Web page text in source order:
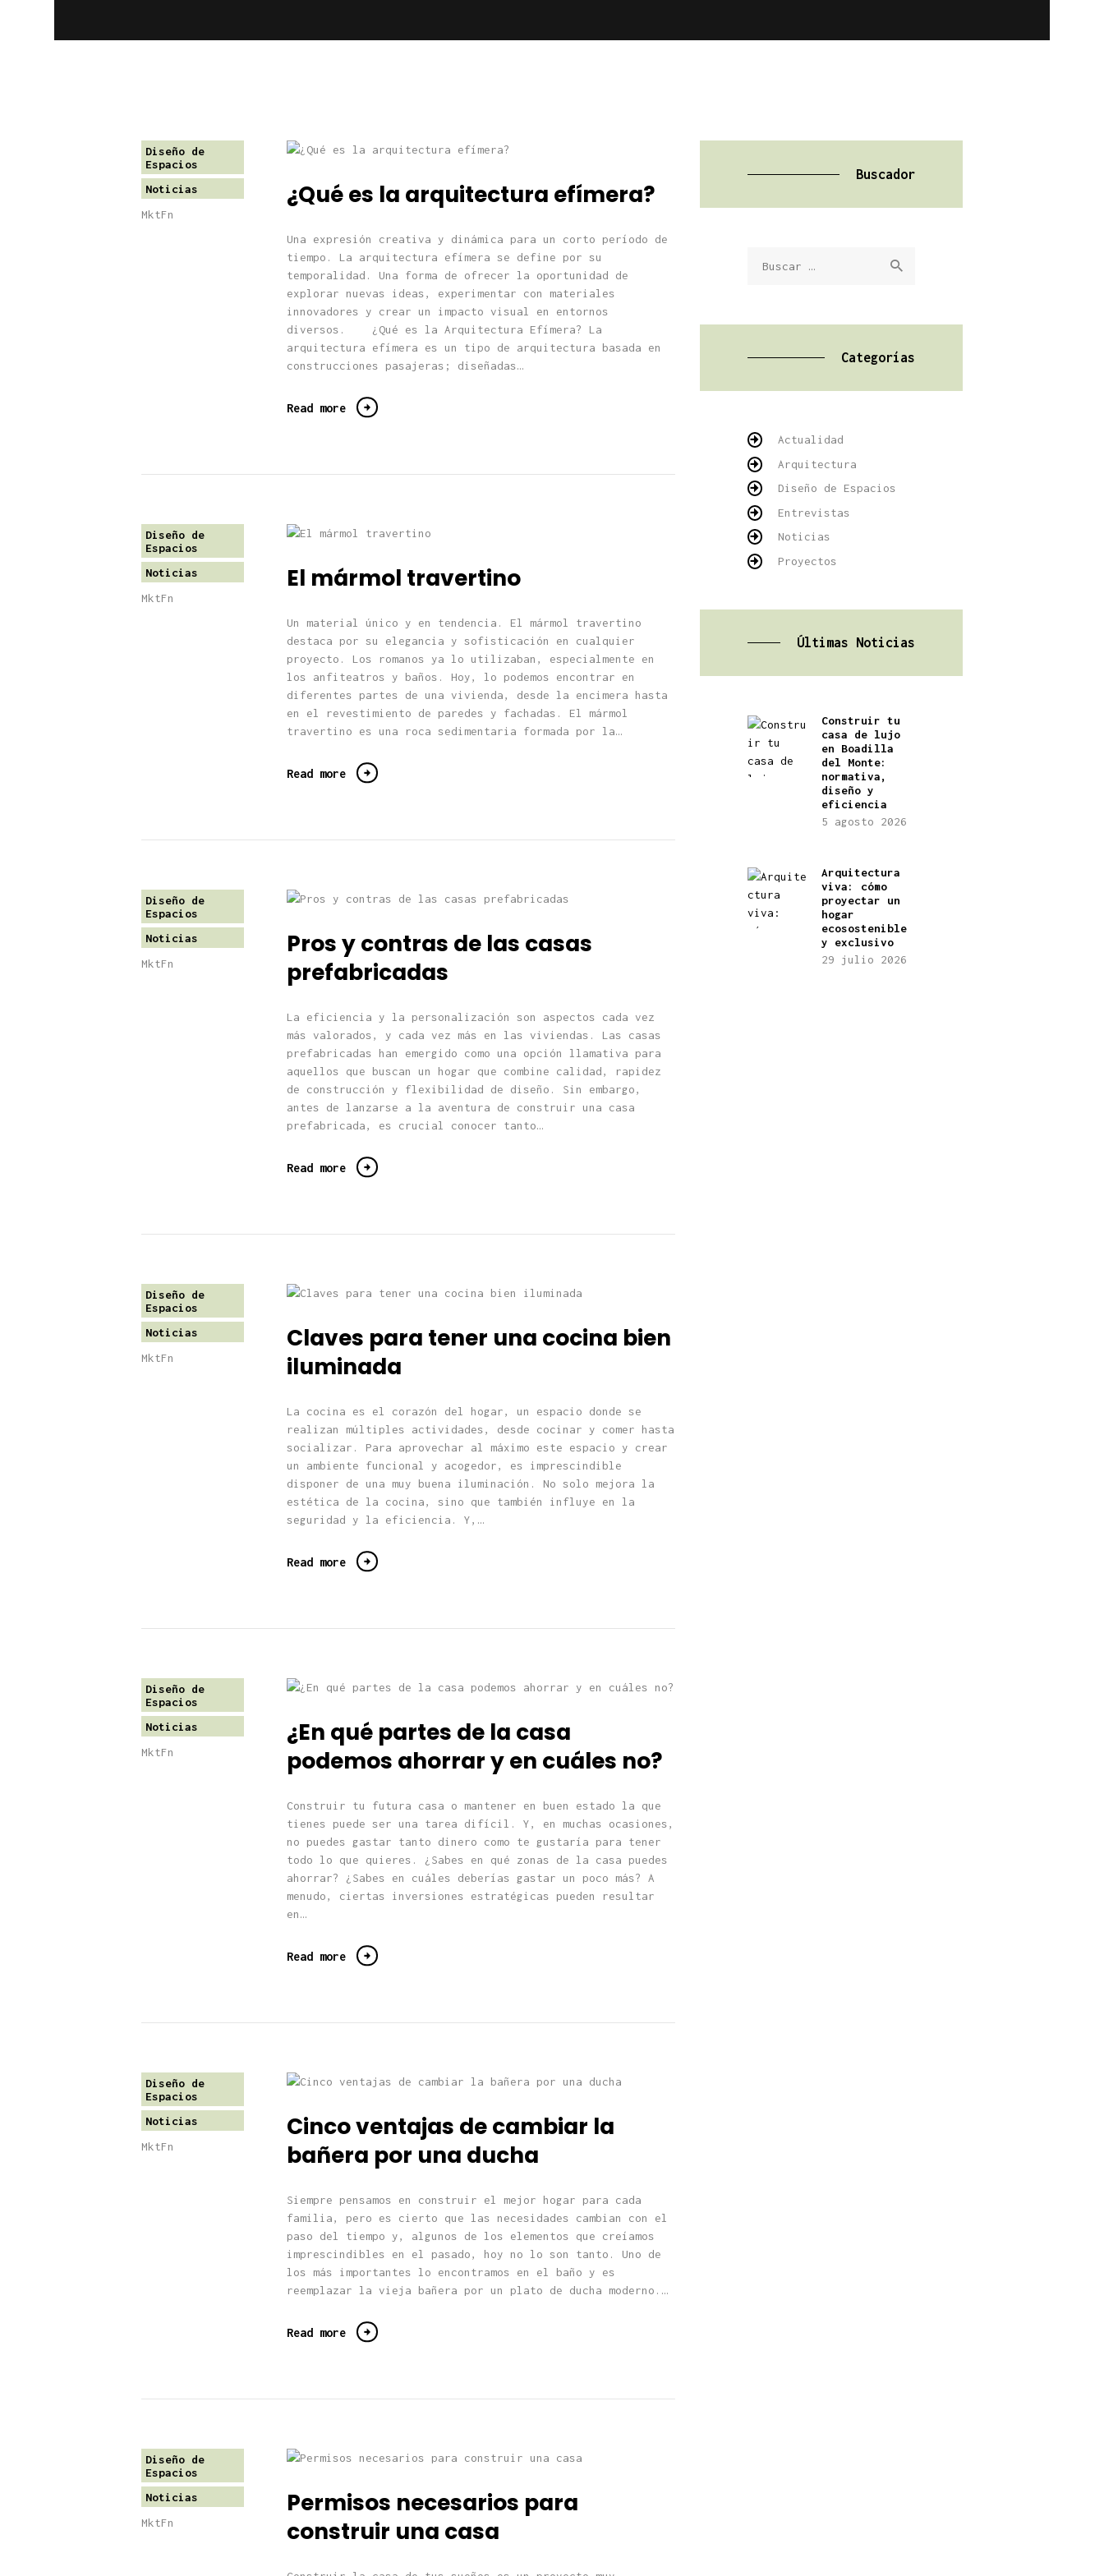
Diseño de
Espacios
Noticias
MktFn
¿Qué es la arquitectura efímera?
Una expresión creativa y dinámica para un corto período de
tiempo. La arquitectura efímera se define por su
temporalidad. Una forma de ofrecer la oportunidad de
explorar nuevas ideas, experimentar con materiales
innovadores y crear un impacto visual en entornos
diversos. ¿Qué es la Arquitectura Efímera? La
arquitectura efímera es un tipo de arquitectura basada en
construcciones pasajeras; diseñadas…
Read more
Diseño de
Espacios
Noticias
MktFn
El mármol travertino
Un material único y en tendencia. El mármol travertino
destaca por su elegancia y sofisticación en cualquier
proyecto. Los romanos ya lo utilizaban, especialmente en
los anfiteatros y baños. Hoy, lo podemos encontrar en
diferentes partes de una vivienda, desde la encimera hasta
en el revestimiento de paredes y fachadas. El mármol
travertino es una roca sedimentaria formada por la…
Read more
Diseño de
Espacios
Noticias
MktFn
Pros y contras de las casas
prefabricadas
La eficiencia y la personalización son aspectos cada vez
más valorados, y cada vez más en las viviendas. Las casas
prefabricadas han emergido como una opción llamativa para
aquellos que buscan un hogar que combine calidad, rapidez
de construcción y flexibilidad de diseño. Sin embargo,
antes de lanzarse a la aventura de construir una casa
prefabricada, es crucial conocer tanto…
Read more
Diseño de
Espacios
Noticias
MktFn
Claves para tener una cocina bien
iluminada
La cocina es el corazón del hogar, un espacio donde se
realizan múltiples actividades, desde cocinar y comer hasta
socializar. Para aprovechar al máximo este espacio y crear
un ambiente funcional y acogedor, es imprescindible
disponer de una muy buena iluminación. No solo mejora la
estética de la cocina, sino que también influye en la
seguridad y la eficiencia. Y,…
Read more
Diseño de
Espacios
Noticias
MktFn
¿En qué partes de la casa
podemos ahorrar y en cuáles no?
Construir tu futura casa o mantener en buen estado la que
tienes puede ser una tarea difícil. Y, en muchas ocasiones,
no puedes gastar tanto dinero como te gustaría para tener
todo lo que quieres. ¿Sabes en qué zonas de la casa puedes
ahorrar? ¿Sabes en cuáles deberías gastar un poco más? A
menudo, ciertas inversiones estratégicas pueden resultar
en…
Read more
Diseño de
Espacios
Noticias
MktFn
Cinco ventajas de cambiar la
bañera por una ducha
Siempre pensamos en construir el mejor hogar para cada
familia, pero es cierto que las necesidades cambian con el
paso del tiempo y, algunos de los elementos que creíamos
imprescindibles en el pasado, hoy no lo son tanto. Uno de
los más importantes lo encontramos en el baño y es
reemplazar la vieja bañera por un plato de ducha moderno.…
Read more
Diseño de
Espacios
Noticias
MktFn
Permisos necesarios para
construir una casa
Buscador
Categorías
Actualidad
Arquitectura
Diseño de Espacios
Entrevistas
Noticias
Proyectos
Últimas Noticias
Construir tu
casa de lujo
en Boadilla
del Monte:
normativa,
diseño y
eficiencia
5 agosto 2026
Arquitectura
viva: cómo
proyectar un
hogar
ecosostenible
y exclusivo
29 julio 2026